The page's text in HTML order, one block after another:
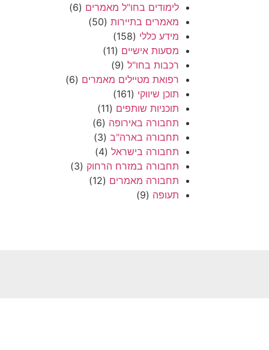
לימודים בחו"ל מאמרים (6)
מאמרים בתיירות (50)
מידע כללי (158)
מסעות אישיים (11)
רכבות בחו"ל (9)
רפואת מטיילים מאמרים (6)
תוכן שיווקי (161)
תוכניות שותפים (11)
תחבורה באירופה (6)
תחבורה בארה"ב (3)
תחבורה בישראל (4)
תחבורה במזרח הרחוק (3)
תחבורה מאמרים (12)
תעופה (9)